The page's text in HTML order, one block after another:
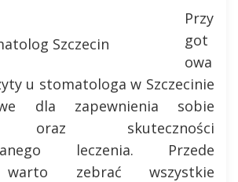
Szczecin
Przy
got
owa
u stomatologa w Szczecinie
dla zapewnienia sobie
oraz skuteczności
leczenia. Przede
warto zebrać wszystkie